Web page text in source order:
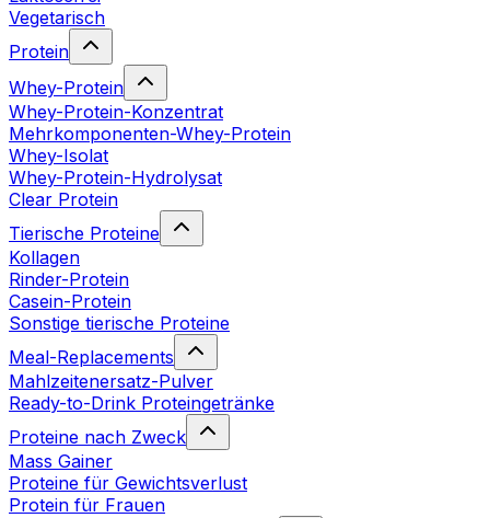
Vegetarisch
Protein
Whey-Protein
Whey-Protein-Konzentrat
Mehrkomponenten-Whey-Protein
Whey-Isolat
Whey-Protein-Hydrolysat
Clear Protein
Tierische Proteine
Kollagen
Rinder-Protein
Casein-Protein
Sonstige tierische Proteine
Meal-Replacements
Mahlzeitenersatz-Pulver
Ready-to-Drink Proteingetränke
Proteine nach Zweck
Mass Gainer
Proteine für Gewichtsverlust
Protein für Frauen